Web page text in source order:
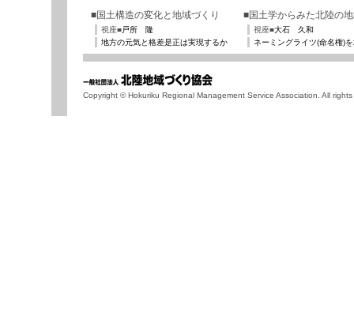
■国土構造の変化と地域づくり
視座■戸所 隆
地方の元気と格差是正は実現するか
■国土学からみた北陸の
視座■大石 久和
ネーミングライツ(命名権)
Copyright © Hokuriku Regional Management Service Association. All